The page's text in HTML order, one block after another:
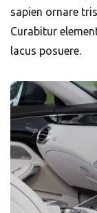
sapien ornare
Curabitur
lacus posuere.